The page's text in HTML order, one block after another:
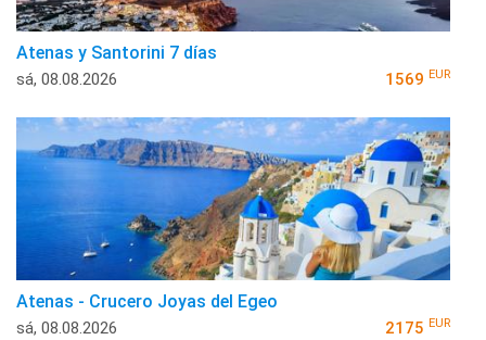
Atenas y Santorini 7 días
sá, 08.08.2026 1569 EUR
Atenas - Crucero Joyas del Egeo
sá, 08.08.2026 2175 EUR